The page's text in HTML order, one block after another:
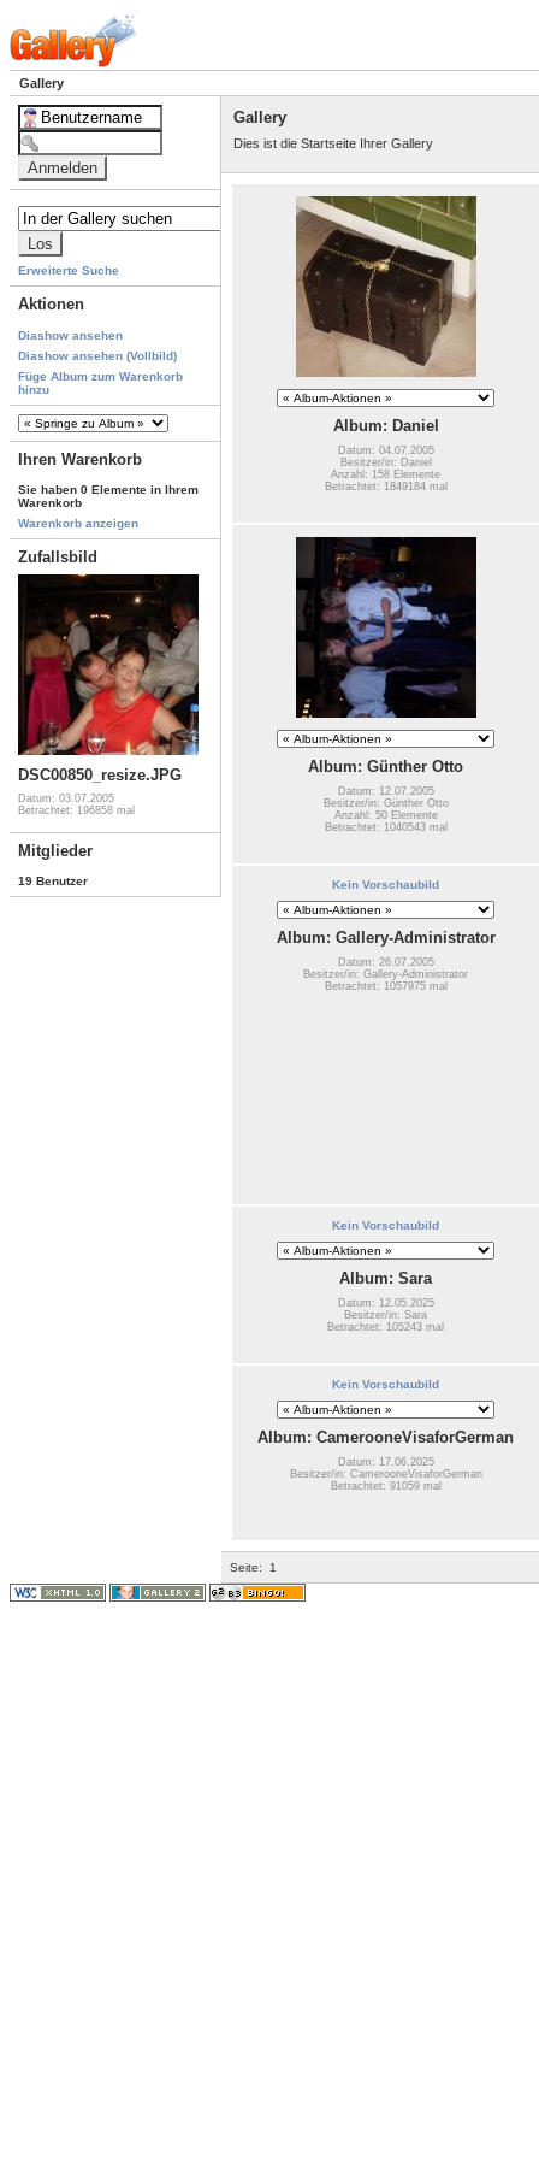
Gallery
Erweiterte Suche
Aktionen
Diashow ansehen
Diashow ansehen (Vollbild)
Füge Album zum Warenkorb
hinzu
Ihren Warenkorb
Sie haben 0 Elemente in Ihrem
Warenkorb
Warenkorb anzeigen
Zufallsbild
DSC00850_resize.JPG
Datum: 03.07.2005
Betrachtet: 196858 mal
Mitglieder
19 Benutzer
Gallery
Dies ist die Startseite Ihrer Gallery
Album: Daniel
Datum: 04.07.2005
Besitzer/in: Daniel
Anzahl: 158 Elemente
Betrachtet: 1849184 mal
Album: Günther Otto
Datum: 12.07.2005
Besitzer/in: Günther Otto
Anzahl: 50 Elemente
Betrachtet: 1040543 mal
Kein Vorschaubild
Album: Gallery-Administrator
Datum: 26.07.2005
Besitzer/in: Gallery-Administrator
Betrachtet: 1057975 mal
Kein Vorschaubild
Album: Sara
Datum: 12.05.2025
Besitzer/in: Sara
Betrachtet: 105243 mal
Kein Vorschaubild
Album: CamerooneVisaforGerman
Datum: 17.06.2025
Besitzer/in: CamerooneVisaforGerman
Betrachtet: 91059 mal
Seite: 1